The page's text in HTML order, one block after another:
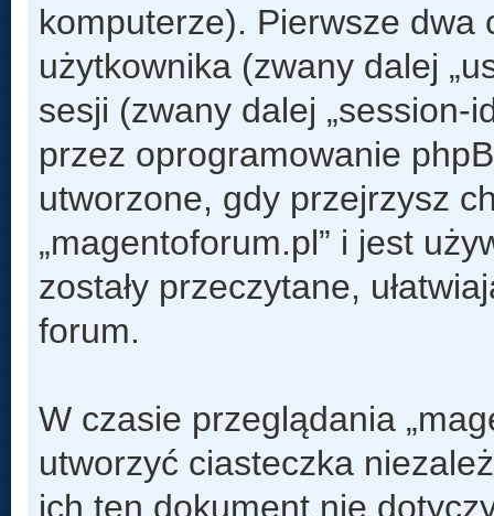
komputerze). Pierwsze dwa
użytkownika (zwany dalej
sesji (zwany dalej „session-
przez oprogramowanie
utworzone, gdy przejrzysz
„magentoforum.pl” i jest
zostały przeczytane,
forum.
W czasie przeglądania
utworzyć ciasteczka
ich ten dokument nie